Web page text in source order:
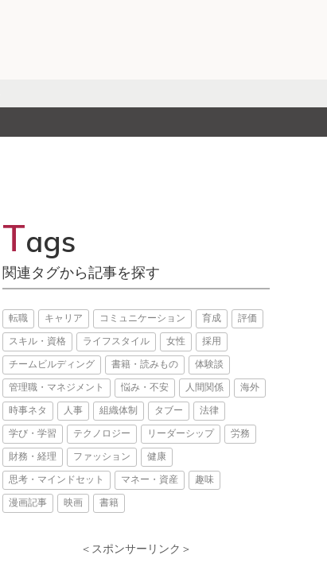
Tags
関連タグから記事を探す
転職 キャリア コミュニケーション 育成 評価
スキル・資格 ライフスタイル 女性 採用
チームビルディング 書籍・読みもの 体験談
管理職・マネジメント 悩み・不安 人間関係 海外
時事ネタ 人事 組織体制 タブー 法律
学び・学習 テクノロジー リーダーシップ 労務
財務・経理 ファッション 健康
思考・マインドセット マネー・資産 趣味
漫画記事 映画 書籍
＜スポンサーリンク＞